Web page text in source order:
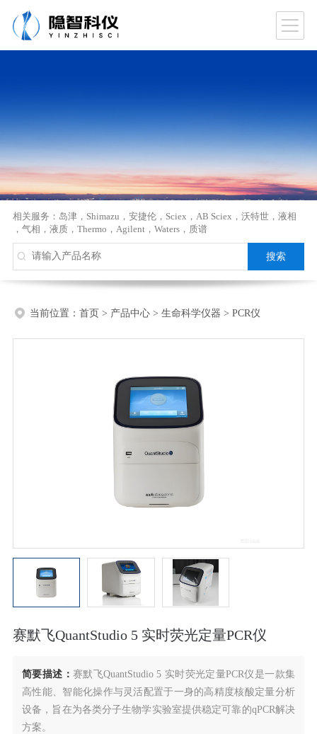
相关服务： 岛津， Shimazu ， 安捷伦， Sciex ， AB Sciex ， 沃特世， 液相
， 气相 ， 液质， Thermo ， Agilent ， Waters， 质谱
当前位置： 首页> 产品中心> 生命科学仪器 > PCR仪
赛默飞QuantStudio 5 实时荧光定量PCR仪
简要描述： 赛默飞QuantStudio 5 实时荧光定量PCR仪是一款集
高性能、智能化操作与灵活配置于一身的高精度核酸定量分析
设备，旨在为各类分子生物学实验室提供稳定可靠的qPCR解决
方案。